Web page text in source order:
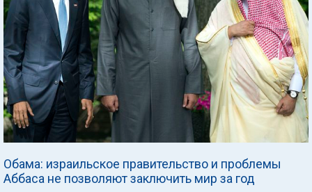
Обама: израильское правительство и проблемы
Аббаса не позволяют заключить мир за год